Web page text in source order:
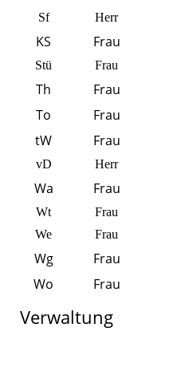
Sf Herr
KS Frau
Stü Frau
Th Frau
To
Frau
tW
Frau
vD Herr
Wa Frau
Wt Frau
We
Frau
Wg Frau
Wo
Frau
Verwaltung